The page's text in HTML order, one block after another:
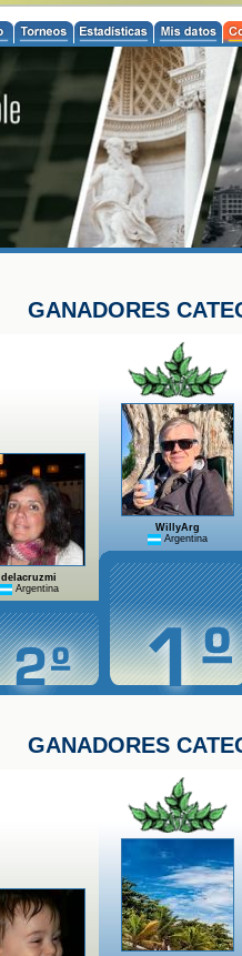
GANADORES
delacruzmi
Argentina
WillyArg
Argentina
GANADORES